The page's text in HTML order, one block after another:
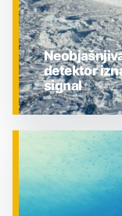
ZNANOST
detektor
signal